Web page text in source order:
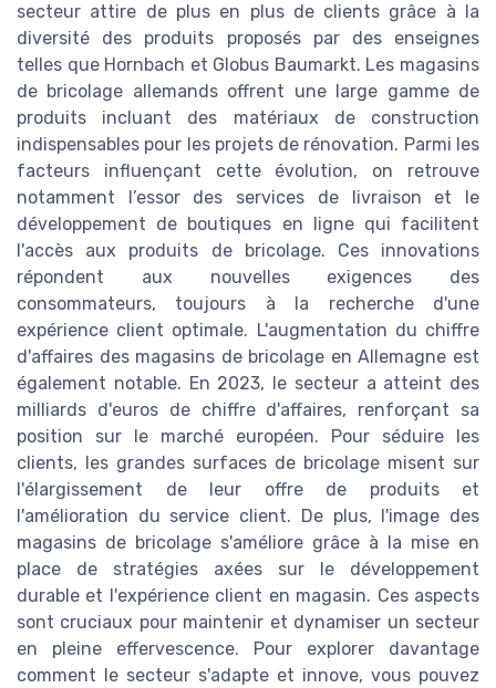
secteur attire de plus en plus de clients grâce à la
diversité des produits proposés par des enseignes
telles que Hornbach et Globus Baumarkt. Les magasins
de bricolage allemands offrent une large gamme de
produits incluant des matériaux de construction
indispensables pour les projets de rénovation. Parmi les
facteurs influençant cette évolution, on retrouve
notamment l’essor des services de livraison et le
développement de boutiques en ligne qui facilitent
l'accès aux produits de bricolage. Ces innovations
répondent aux nouvelles exigences des
consommateurs, toujours à la recherche d'une
expérience client optimale. L'augmentation du chiffre
d'affaires des magasins de bricolage en Allemagne est
également notable. En 2023, le secteur a atteint des
milliards d'euros de chiffre d'affaires, renforçant sa
position sur le marché européen. Pour séduire les
clients, les grandes surfaces de bricolage misent sur
l'élargissement de leur offre de produits et
l'amélioration du service client. De plus, l'image des
magasins de bricolage s'améliore grâce à la mise en
place de stratégies axées sur le développement
durable et l'expérience client en magasin. Ces aspects
sont cruciaux pour maintenir et dynamiser un secteur
en pleine effervescence. Pour explorer davantage
comment le secteur s'adapte et innove, vous pouvez